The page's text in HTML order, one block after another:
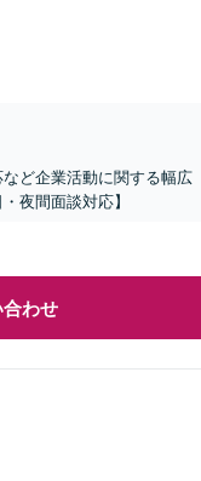
ど企業活動に関する幅広
夜間面談対応】
合わせ